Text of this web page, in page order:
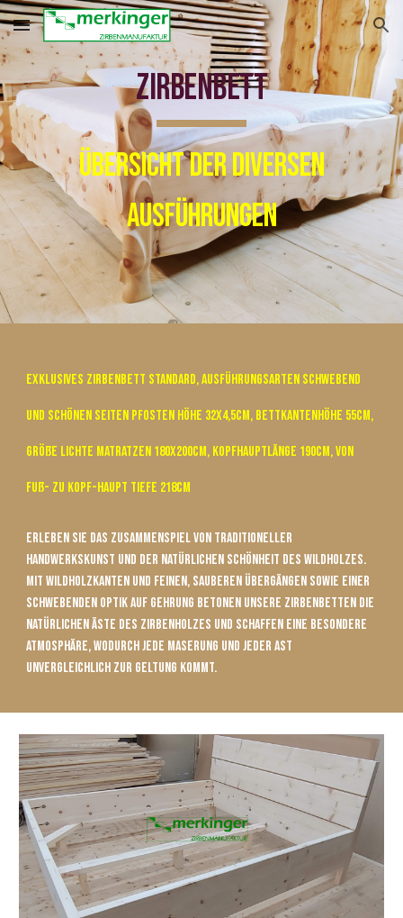
Skip to main content Skip to navigation
Zirbenbett
Übersicht der diversen
Ausführungen
Exklusives Zirbenbett Standard, Ausführungsarten schwebend
und schönen Seiten Pfosten höhe 32x4,5cm, Bettkantenhöhe 55cm,
Größe Lichte Matratzen 180x200cm, Kopfhauptlänge 190cm, von
Fuß- zu Kopf-Haupt tiefe 218cm
Erleben Sie das Zusammenspiel von traditioneller
Handwerkskunst und der natürlichen Schönheit des Wildholzes.
Mit Wildholzkanten und feinen, sauberen Übergängen sowie einer
schwebenden Optik auf Gehrung betonen unsere Zirbenbetten die
natürlichen Äste des Zirbenholzes und schaffen eine besondere
Atmosphäre, wodurch jede Maserung und jeder Ast
unvergleichlich zur Geltung kommt.